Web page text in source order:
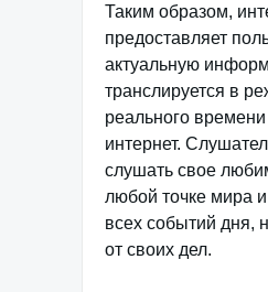
Таким образом,
предоставляет
актуальную
транслируется в
реального времени
интернет.
слушать свое
любой точке мира
всех событий дня,
от своих дел.